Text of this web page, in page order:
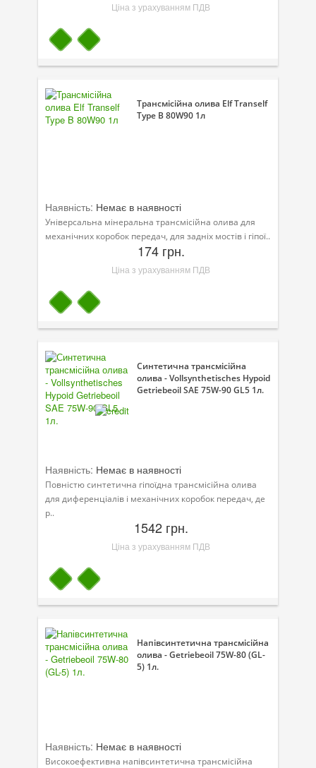
Ціна з урахуванням ПДВ
Трансмісійна олива Elf Tranself
Type B 80W90 1л
Наявність: Немає в наявності
Універсальна мінеральна трансмісійна олива для
механічних коробок передач, для задніх мостів і гіпої..
174 грн.
Ціна з урахуванням ПДВ
Синтетична трансмісійна
олива - Vollsynthetisches Hypoid
Getriebeoil SAE 75W-90 GL5 1л.
Наявність: Немає в наявності
Повністю синтетична гіпоїдна трансмісійна олива
для диференціалів і механічних коробок передач, де
р..
1542 грн.
Ціна з урахуванням ПДВ
Напівсинтетична трансмісійна
олива - Getriebeoil 75W-80 (GL-
5) 1л.
Наявність: Немає в наявності
Високоефективна напівсинтетична трансмісійна